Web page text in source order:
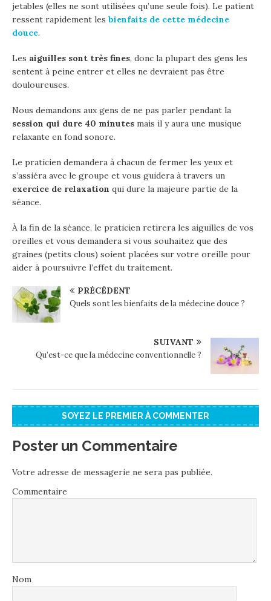
jetables (elles ne sont utilisées qu’une seule fois). Le patient
ressent rapidement les bienfaits de cette médecine
douce.
Les aiguilles sont très fines, donc la plupart des gens les
sentent à peine entrer et elles ne devraient pas être
douloureuses.
Nous demandons aux gens de ne pas parler pendant la
session qui dure 40 minutes mais il y aura une musique
relaxante en fond sonore.
Le praticien demandera à chacun de fermer les yeux et
s’assiéra avec le groupe et vous guidera à travers un
exercice de relaxation qui dure la majeure partie de la
séance.
À la fin de la séance, le praticien retirera les aiguilles de vos
oreilles et vous demandera si vous souhaitez que des
graines (petits clous) soient placées sur votre oreille pour
aider à poursuivre l’effet du traitement.
PRÉCÉDENT
Quels sont les bienfaits de la médecine douce ?
SUIVANT
Qu’est-ce que la médecine conventionnelle ?
SOYEZ LE PREMIER À COMMENTER
Poster un Commentaire
Votre adresse de messagerie ne sera pas publiée.
Commentaire
Nom